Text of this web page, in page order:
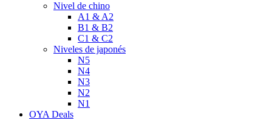
Nivel de chino
A1 & A2
B1 & B2
C1 & C2
Niveles de japonés
N5
N4
N3
N2
N1
OYA Deals